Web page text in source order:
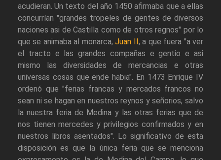
acudieran. Un texto del año 1450 afirmaba que a ellas
concurrían "grandes tropeles de gentes de diversos
naciones asi de Castilla como de otros regnos" por lo
que se animaba al monarca,Juan II , a que fuera "a ver
el tracto e las grandes compañas e gentio e asi
mismo las diversidades de mercancias e otras
universas cosas que ende habia". En 1473 Enrique IV
ordenó que "ferias francas y mercados francos no
sean ni se hagan en nuestros reynos y señorios, salvo
la nuestra feria de Medina y las otras ferias que de
nos tienen mercedes y privilegios confirmados y en
nuestros libros asentados". Lo significativo de esta
disposición es que la única feria que se menciona